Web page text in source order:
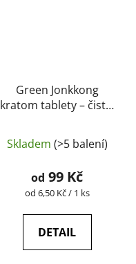
Green Jonkkong
kratom tablety – čisté,
testované |
GreenGuru
hodnocení
produktu
je
z
Skladem (>5 balení)
od 99 Kč
Měrná
od 6,50 Kč / 1 ks
DETAIL